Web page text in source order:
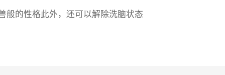
般的性格此外，还可以解除洗脑状态